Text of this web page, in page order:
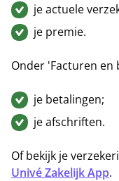
je actuele
je premie.
Onder 'Facturen en
je betalingen;
je afschriften.
Of bekijk je
Univé Zakelijk App.